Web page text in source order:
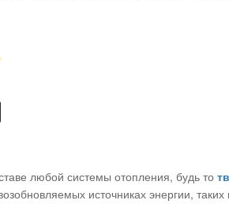
любой системы отопления, будь то
источниках энергии, таких